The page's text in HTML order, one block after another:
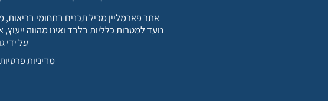
אתר פארמליין מכיל תכנים בתחומי
נועד למטרות כלליות בלבד ואינו מהווה
על ידי
מדיניות פרטיות